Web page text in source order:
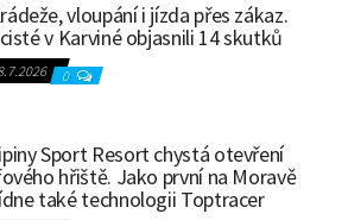
vloupání i jízda přes zákaz.
v Karviné objasnili 14 skutků
0
Sport Resort chystá otevření
hřiště. Jako první na Moravě
také technologii Toptracer